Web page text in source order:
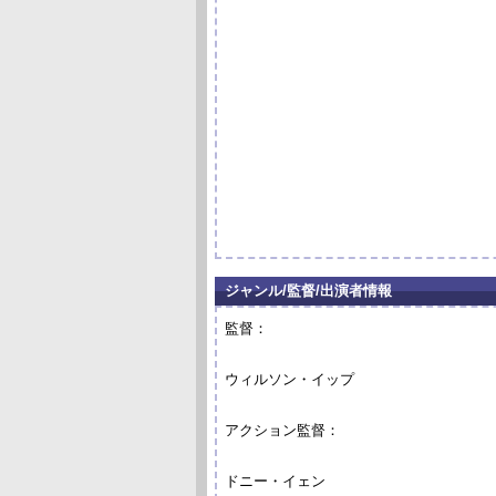
ジャンル/監督/出演者情報
監督：
ウィルソン・イップ
アクション監督：
ドニー・イェン